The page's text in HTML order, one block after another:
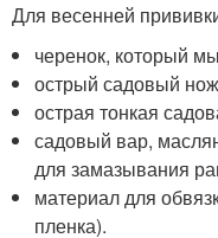
Для весенней
черенок, который
острый садовый
острая тонкая
садовый вар,
для замазывания
материал для
пленка).